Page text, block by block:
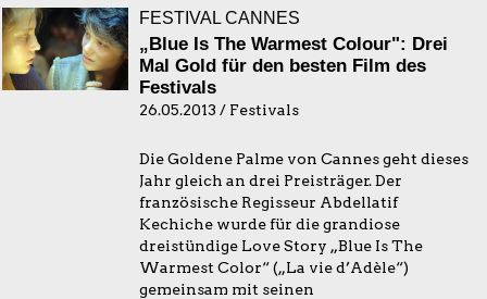
FESTIVAL CANNES
„Blue Is The Warmest Colour": Drei
Mal Gold für den besten Film des
Festivals
26.05.2013 / Festivals
Die Goldene Palme von Cannes geht dieses
Jahr gleich an drei Preisträger. Der
französische Regisseur Abdellatif
Kechiche wurde für die grandiose
dreistündige Love Story „Blue Is The
Warmest Color“ („La vie d’Adèle“)
gemeinsam mit seinen